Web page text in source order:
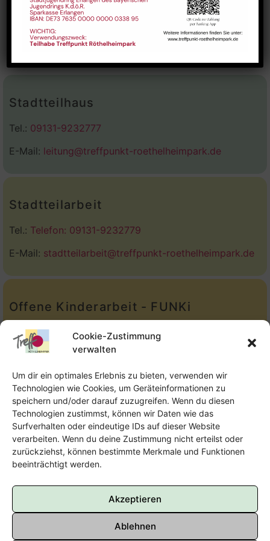
Cookie-Zustimmung
verwalten
Um dir ein optimales Erlebnis zu bieten, verwenden wir
Technologien wie Cookies, um Geräteinformationen zu
speichern und/oder darauf zuzugreifen. Wenn du diesen
Technologien zustimmst, können wir Daten wie das
Surfverhalten oder eindeutige IDs auf dieser Website
verarbeiten. Wenn du deine Zustimmung nicht erteilst oder
zurückziehst, können bestimmte Merkmale und Funktionen
beeinträchtigt werden.
Akzeptieren
Ablehnen
Stadtteilhaus
Tel.: 09131-9232777
E-Mail: leitung@treffpunkt-roethelheimpark.de
Stadtteilarbeit
Tel.: Telefon: 09131-9232779
E-Mail: stadtteilarbeit@treffpunkt-roethelheimpark.de
Offene Kinderarbeit - FUNKi
Tel.:Telefon: 09131-610749
E-Mail:oka@treffpunkt-roethelheimpark.de
Offene Jugendarbeit - Easthouse
Tel:
09131–302259
E-Mail:oja@treffpunkt-roethelheimpark.de